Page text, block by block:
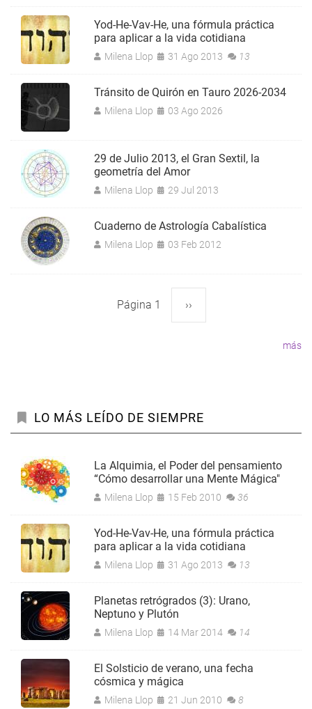
Yod-He-Vav-He, una fórmula práctica
para aplicar a la vida cotidiana
Milena Llop 31 Ago 2013 13
Tránsito de Quirón en Tauro 2026-2034
Milena Llop 03 Ago 2026
29 de Julio 2013, el Gran Sextil, la
geometría del Amor
Milena Llop 29 Jul 2013
Cuaderno de Astrología Cabalística
Milena Llop 03 Feb 2012
Página 1 Siguiente
››
más
LO MÁS LEÍDO DE SIEMPRE
La Alquimia, el Poder del pensamiento
“Cómo desarrollar una Mente Mágica"
Milena Llop 15 Feb 2010 36
Yod-He-Vav-He, una fórmula práctica
para aplicar a la vida cotidiana
Milena Llop 31 Ago 2013 13
Planetas retrógrados (3): Urano,
Neptuno y Plutón
Milena Llop 14 Mar 2014 14
El Solsticio de verano, una fecha
cósmica y mágica
Milena Llop 21 Jun 2010 8